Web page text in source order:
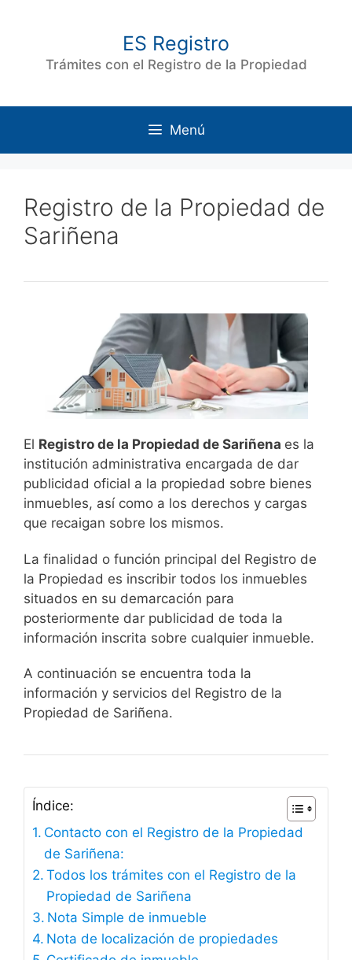
ES Registro
Trámites con el Registro de la Propiedad
Menú
Registro de la Propiedad de
Sariñena
El Registro de la Propiedad de Sariñena es la
institución administrativa encargada de dar
publicidad oficial a la propiedad sobre bienes
inmuebles, así como a los derechos y cargas
que recaigan sobre los mismos.
La finalidad o función principal del Registro de
la Propiedad es inscribir todos los inmuebles
situados en su demarcación para
posteriormente dar publicidad de toda la
información inscrita sobre cualquier inmueble.
A continuación se encuentra toda la
información y servicios del Registro de la
Propiedad de Sariñena.
Índice:
Contacto con el Registro de la Propiedad
de Sariñena:
Todos los trámites con el Registro de la
Propiedad de Sariñena
Nota Simple de inmueble
Nota de localización de propiedades